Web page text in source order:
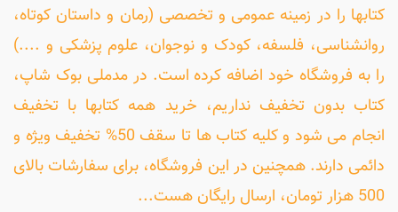
کتابها را در زمینه عمومی و تخصصی (رمان و داستان کوتاه،
روانشناسی، فلسفه، کودک و نوجوان، علوم پزشکی و ....)
را به فروشگاه خود اضافه کرده است. در مدملی بوک شاپ،
کتاب بدون تخفیف نداریم، خرید همه کتابها با تخفیف
انجام می شود و کلیه کتاب ها تا سقف 50% تخفیف ویژه و
دائمی دارند. همچنین در این فروشگاه، برای سفارشات بالای
500 هزار تومان، ارسال رایگان هست...